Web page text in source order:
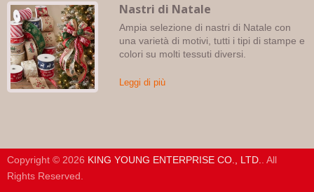
Nastri di Natale
Ampia selezione di nastri di Natale con
una varietà di motivi, tutti i tipi di stampe e
colori su molti tessuti diversi.
Leggi di più
Copyright © 2026 KING YOUNG ENTERPRISE CO., LTD.
. All
Rights Reserved.